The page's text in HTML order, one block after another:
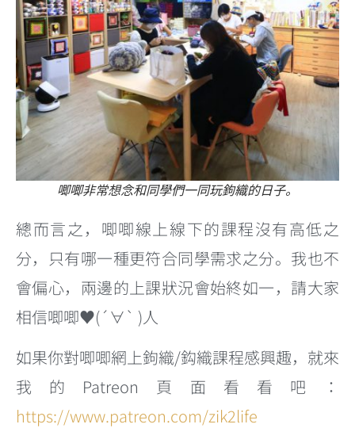
唧唧非常想念和同學們一同玩鉤織的日子。
總而言之，唧唧線上線下的課程沒有高低之
分，只有哪一種更符合同學需求之分。我也不
會偏心，兩邊的上課狀況會始終如一，請大家
相信唧唧♥️(´∀` )人
如果你對唧唧網上鉤織/鈎織課程感興趣，就來
我的Patreon頁面看看吧：
https://www.patreon.com/zik2life